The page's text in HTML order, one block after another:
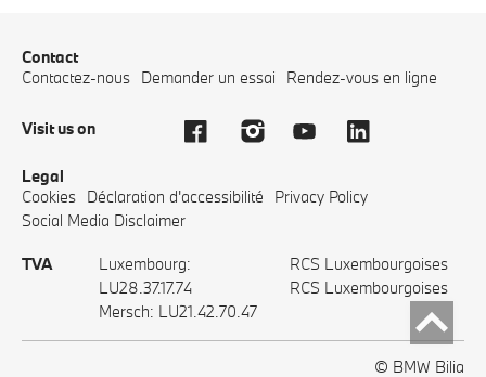
Contact
Contactez-nous Demander un essai Rendez-vous en ligne
Visit us on
Legal
Cookies Déclaration d'accessibilité
Privacy Policy
Social Media Disclaimer
TVA
Luxembourg:
LU28.37.17.74
Mersch: LU21.42.70.47
RCS Luxembourgoises
RCS Luxembourgoises
© BMW Bilia